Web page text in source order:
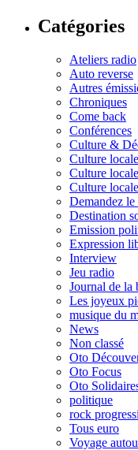
Catégories
Ateliers radio
Auto reverse
Autres
Chroniques
Come back
Conférences
Culture &
Culture locale
Culture
Culture
Demandez
Destination
Emission
Expression
Interview
Jeu radio
Journal de la
Les joyeux
musique du
News
Non classé
Oto
Oto Focus
Oto
politique
rock
Tous euro
Voyage